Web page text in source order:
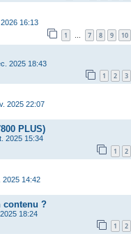
16:13
1 7 8 9 10
2025 18:43
1 2 3
2025 22:07
PLUS)
2025 15:34
1 2
2025 14:42
contenu ?
18:24
1 2